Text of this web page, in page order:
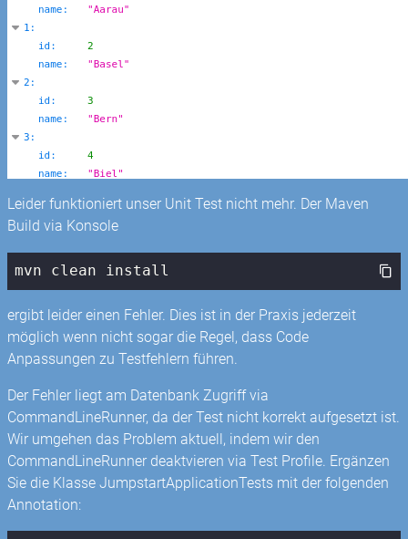
Leider funktioniert unser Unit Test nicht mehr. Der Maven
Build via Konsole
mvn clean install
ergibt leider einen Fehler. Dies ist in der Praxis jederzeit
möglich wenn nicht sogar die Regel, dass Code
Anpassungen zu Testfehlern führen.
Der Fehler liegt am Datenbank Zugriff via
CommandLineRunner, da der Test nicht korrekt aufgesetzt ist.
Wir umgehen das Problem aktuell, indem wir den
CommandLineRunner deaktvieren via Test Profile. Ergänzen
Sie die Klasse JumpstartApplicationTests mit der folgenden
Annotation: